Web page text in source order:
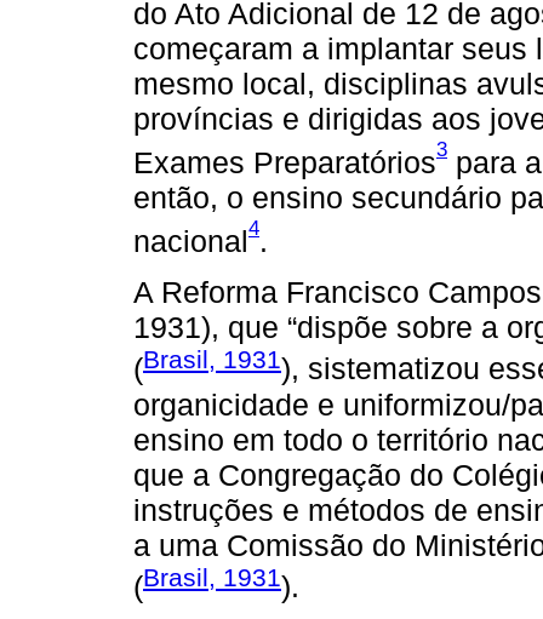
do Ato Adicional de 12 de
começaram a implantar
mesmo local, disciplinas
províncias e dirigidas aos
Exames Preparatórios3 para
então, o ensino secundário
nacional4.
A Reforma Francisco
1931), que “dispõe sobre a
(Brasil, 1931), sistematizou
organicidade e uniformizou/
ensino em todo o território
que a Congregação do
instruções e métodos de
a uma Comissão do
(Brasil, 1931).